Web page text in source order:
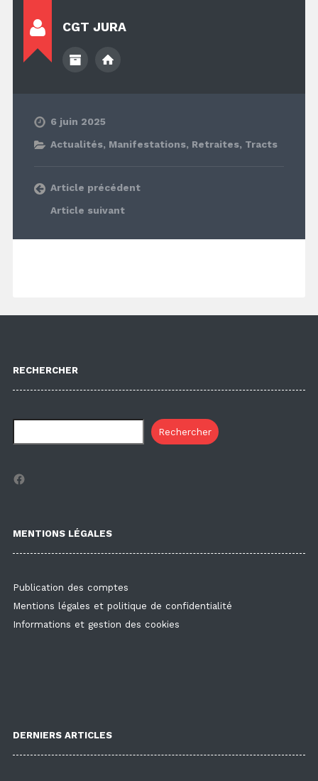
CGT JURA
6 juin 2025
Actualités, Manifestations, Retraites, Tracts
Article précédent
Article suivant
RECHERCHER
Rechercher
Facebook
MENTIONS LÉGALES
Publication des comptes
Mentions légales et politique de confidentialité
Informations et gestion des cookies
DERNIERS ARTICLES